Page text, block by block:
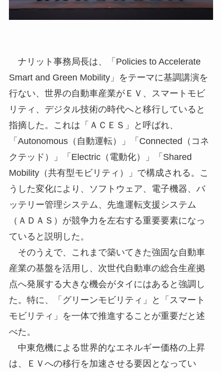
ナリット事務局長は、「Policies to Accelerate
Smart and Green Mobility」をテーマに基調講演を
行ない、世界の自動車産業がＥＶ、スマートモビ
リティ、デジタル技術の時代へと移行していると
指摘した。これは「ＡＣＥＳ」と呼ばれ、
「Autonomous（自動運転）」「Connected（コネ
クテッド）」「Electric（電動化）」「Shared
Mobility（共有型モビリティ）」で構成される。こ
うした変化により、ソフトウェア、電子機器、バ
ッテリー管理システム、先進運転支援システム
（ＡＤＡＳ）が競争力を左右する重要要素になっ
ていると説明した。
そのうえで、これまで築いてきた強固な自動車
産業の基盤を活用し、次世代自動車の総合生産拠
点へ発展する大きな機会がタイにはあると強調し
た。特に、「グリーンモビリティ」と「スマート
モビリティ」を一体で推進することが重要だと述
べた。
中東危機による世界的なエネルギー価格の上昇
は、ＥＶへの移行を加速させる要因となってい